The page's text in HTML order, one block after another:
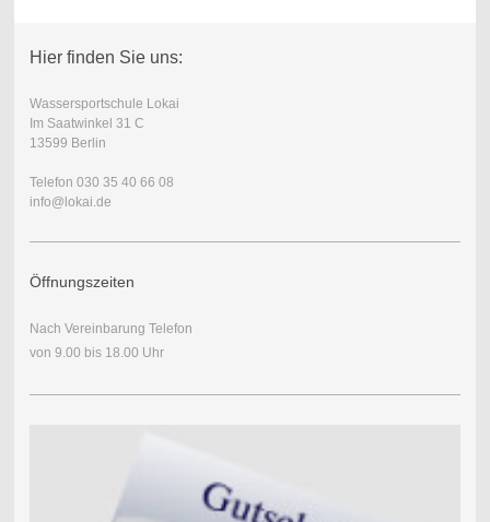
Hier finden Sie uns:
Wassersportschule Lokai
Im Saatwinkel 31 C
13599 Berlin
Telefon 030 35 40 66 08
info@lokai.de
Öffnungszeiten
Nach Vereinbarung Telefon
von 9.00 bis 18.00 Uhr